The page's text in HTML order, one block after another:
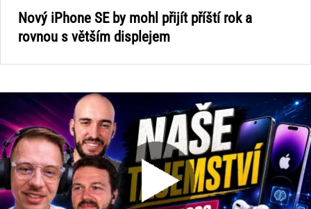
Nový iPhone SE by mohl přijít příští rok a
rovnou s větším displejem